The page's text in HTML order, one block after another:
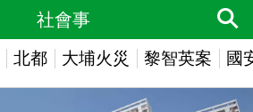
北都 大埔火災 黎智英案 國
社會事